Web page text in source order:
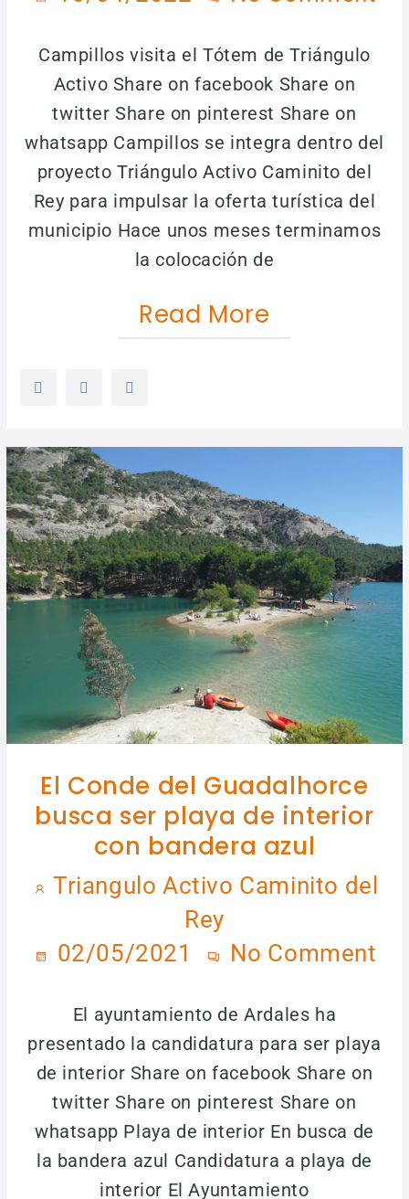
Campillos visita el Tótem de Triángulo
Activo Share on facebook Share on
twitter Share on pinterest Share on
whatsapp Campillos se integra dentro del
proyecto Triángulo Activo Caminito del
Rey para impulsar la oferta turística del
municipio Hace unos meses terminamos
la colocación de
Read More
El Conde del Guadalhorce
busca ser playa de interior
con bandera azul
Triangulo Activo Caminito del
Rey
02/05/2021
No Comment
El ayuntamiento de Ardales ha
presentado la candidatura para ser playa
de interior Share on facebook Share on
twitter Share on pinterest Share on
whatsapp Playa de interior En busca de
la bandera azul Candidatura a playa de
interior El Ayuntamiento